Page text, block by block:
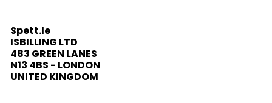
Spett.le
ISBILLING LTD
483 GREEN LANES
N13 4BS - LONDON
UNITED KINGDOM